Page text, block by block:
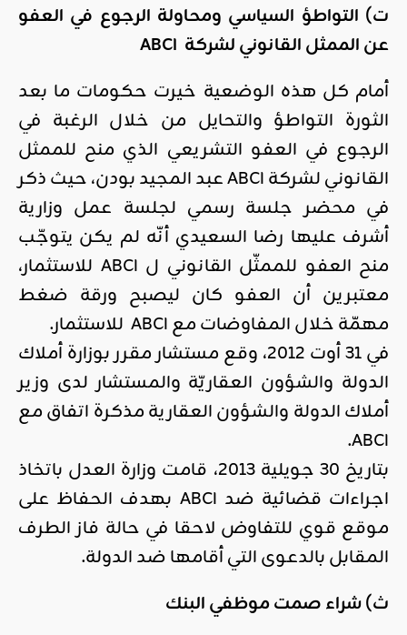
ت) التواطؤ السياسي ومحاولة الرجوع في العفو
عن الممثل القانوني لشركة
أمام كل هذه الوضعية خيرت حكومات ما بعد
الثورة التواطؤ والتحايل من خلال الرغبة في
الرجوع في العفو التشريعي الذي منح للممثل
القانوني لشركة ABCI عبد المجيد بودن، حيث ذكر
في محضر جلسة رسمي لجلسة عمل وزارية
أشرف عليها رضا السعيدي أنّه لم يكن يتوجّب
منح العفو للممثّل القانوني ل ABCI للاستثمار،
معتبرين أن العفو كان ليصبح ورقة ضغط
مهمّة خلال المفاوضات مع ABCI للاستثمار.
في 31 أوت 2012، وقع مستشار مقرر بوزارة أملاك
الدولة والشؤون العقاريّة والمستشار لدى وزير
أملاك الدولة والشؤون العقارية مذكرة اتفاق مع
ABCI.
بتاريخ 30 جويلية 2013، قامت وزارة العدل باتخاذ
اجراءات قضائية ضد ABCI بهدف الحفاظ على
موقع قوي للتفاوض لاحقا في حالة فاز الطرف
المقابل بالدعوى التي أقامها ضد الدولة.
ث) شراء صمت موظفي البنك